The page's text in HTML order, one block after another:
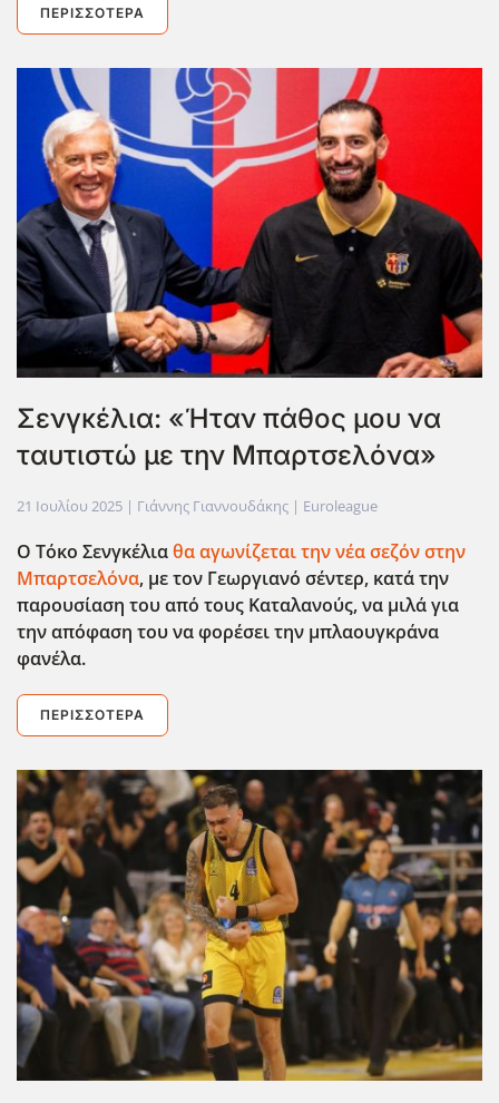
ΠΕΡΙΣΣΌΤΕΡΑ
Σενγκέλια: «Ήταν πάθος μου να
ταυτιστώ με την Μπαρτσελόνα»
21 Ιουλίου 2025 | Γιάννης Γιαννουδάκης | Euroleague
Ο Τόκο Σενγκέλιαθα αγωνίζεται την νέα σεζόν στην
Μπαρτσελόνα, με τον Γεωργιανό σέντερ, κατά την
παρουσίαση του από τους Καταλανούς, να μιλά για
την απόφαση του να φορέσει την μπλαουγκράνα
φανέλα.
ΠΕΡΙΣΣΌΤΕΡΑ